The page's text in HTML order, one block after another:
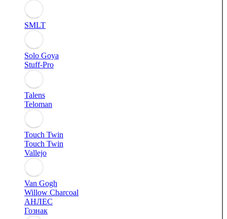
SMLT
Solo Goya
Stuff-Pro
Talens
Teloman
Touch Twin
Touch Twin
Vallejo
Van Gogh
Willow Charcoal
АНЛЕС
Гознак